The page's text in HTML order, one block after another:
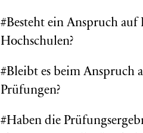
#Besteht ein Anspruch
Hochschulen?
#Bleibt es beim Anspruch
Prüfungen?
#Haben die